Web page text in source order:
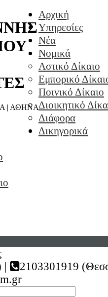
| ΑΘΗΝΑ
Αρχική
Υπηρεσίες
Νέα
Νομικά
Αστικό Δίκαιο
Εμπορικό
Ποινικό Δίκαιο
Διοικητικό
Διάφορα
Δικηγορικά
|
2103301919